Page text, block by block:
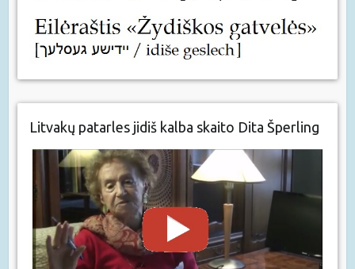
Litvakų patarles jidiš kalba skaito Dita Šperling